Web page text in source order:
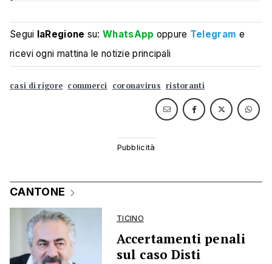
Segui laRegione su:WhatsApp oppure Telegram e
ricevi ogni mattina le notizie principali
casi di rigore commerci coronavirus ristoranti
CANTONE
TICINO
Accertamenti penali
sul caso Disti